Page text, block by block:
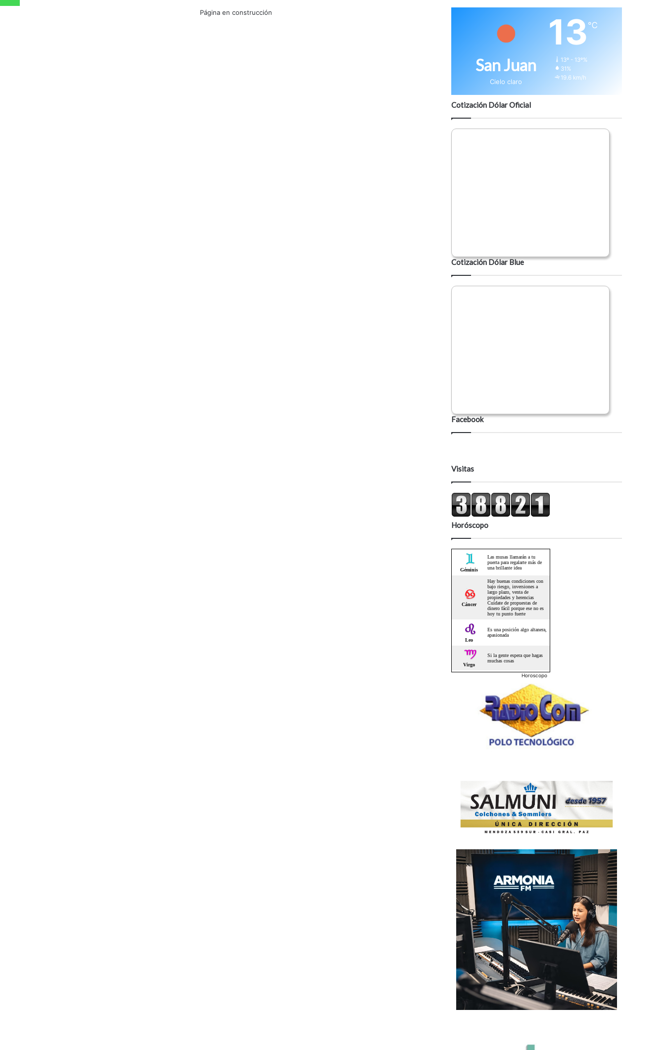
Página en construcción
San Juan
Cielo claro
13℃
13º - 13º%
31%
19.6 km/h
Cotización Dólar Oficial
Cotización Dólar Blue
Facebook
Visitas
Horóscopo
Horoscopo